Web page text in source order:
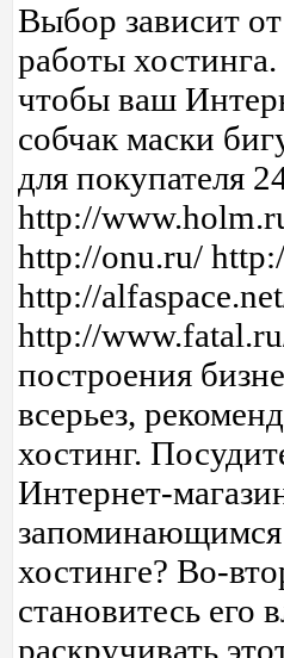
Выбор зависит
работы
чтобы ваш
собчак маски
для покупателя
http://
http://onu.ru/
http://
http://
построения
всерьез,
хостинг.
Интернет-
запоминающимся
хостинге? Во-
становитесь его
раскручивать